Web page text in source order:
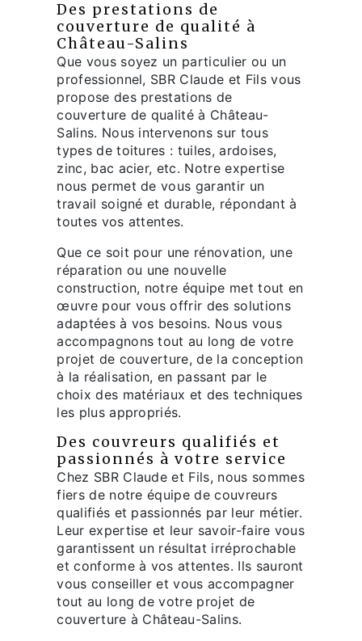
Des prestations de
couverture de qualité à
Château-Salins
Que vous soyez un particulier ou un
professionnel, SBR Claude et Fils vous
propose des prestations de
couverture de qualité à Château-
Salins. Nous intervenons sur tous
types de toitures : tuiles, ardoises,
zinc, bac acier, etc. Notre expertise
nous permet de vous garantir un
travail soigné et durable, répondant à
toutes vos attentes.
Que ce soit pour une rénovation, une
réparation ou une nouvelle
construction, notre équipe met tout en
œuvre pour vous offrir des solutions
adaptées à vos besoins. Nous vous
accompagnons tout au long de votre
projet de couverture, de la conception
à la réalisation, en passant par le
choix des matériaux et des techniques
les plus appropriés.
Des couvreurs qualifiés et
passionnés à votre service
Chez SBR Claude et Fils, nous sommes
fiers de notre équipe de couvreurs
qualifiés et passionnés par leur métier.
Leur expertise et leur savoir-faire vous
garantissent un résultat irréprochable
et conforme à vos attentes. Ils sauront
vous conseiller et vous accompagner
tout au long de votre projet de
couverture à Château-Salins.